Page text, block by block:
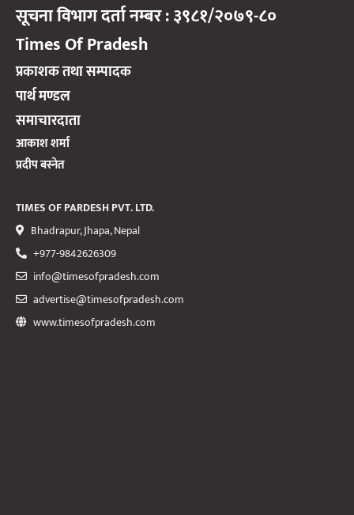
सूचना विभाग दर्ता नम्बर : ३९८१/२०७९-८०
Times Of Pradesh
प्रकाशक तथा सम्पादक
पार्थ मण्डल
समाचारदाता
आकाश शर्मा
प्रदीप बस्नेत
TIMES OF PARDESH PVT. LTD.
Bhadrapur, Jhapa, Nepal
+977-9842626309
info@timesofpradesh.com
advertise@timesofpradesh.com
www.timesofpradesh.com